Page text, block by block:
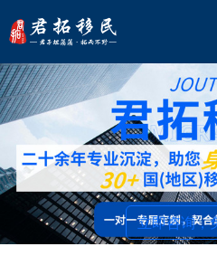
立即咨询，